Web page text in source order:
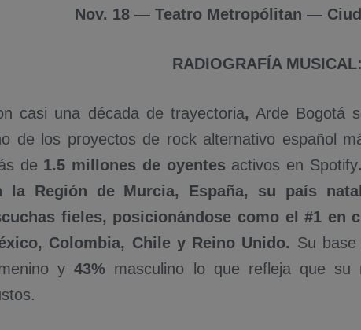
Nov. 18 — Teatro Metropólitan —
RADIOGRAFÍA MUSICAL:
casi una década de trayectoria, Arde Bogotá
de los proyectos de rock alternativo español
de 1.5 millones de oyentes activos en Spotify
la Región de Murcia, España, su país
fieles, posicionándose como el #1 en
Colombia, Chile y Reino Unido. Su
y43% masculino lo que refleja que su